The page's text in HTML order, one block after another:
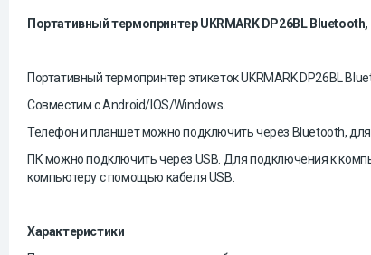
Портативный термопринтер UKRMARK DP26BL
Портативный термопринтер этикеток UKRMARK DP26BL
Совместим с Android/IOS/Windows.
Телефон и планшет можно подключить через Bluetooth, для
ПК можно подключить через USB. Для подключения к
компьютеру с помощью кабеля USB.
Характеристики